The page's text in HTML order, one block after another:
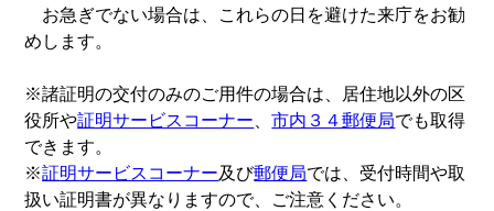
お急ぎでない場合は、これらの日を避けた来庁をお勧
めします。
※諸証明の交付のみのご用件の場合は、居住地以外の区
役所や証明サービスコーナー 、市内３４郵便局でも取得
できます。
※証明サービスコーナー及び郵便局では、受付時間や取
扱い証明書が異なりますので、ご注意ください。